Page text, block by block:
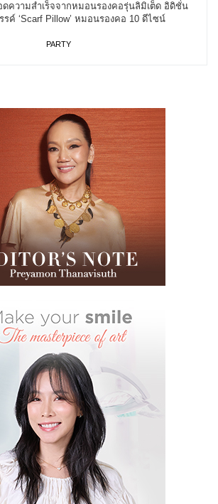
ความสำเร็จจากหมอนรองคอรุ่นลิมิเต็ด อิดิชั่น
รค์ ‘Scarf Pillow’ หมอนรองคอ 10 ดีไซน์
PARTY